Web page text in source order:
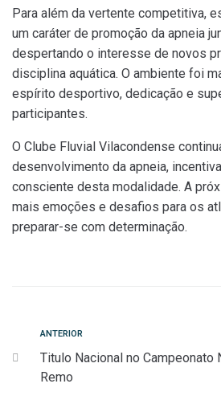
Para além da vertente competitiva,
um caráter de promoção da apneia
despertando o interesse de novos
disciplina aquática. O ambiente foi
espírito desportivo, dedicação e
participantes.
O Clube Fluvial Vilacondense
desenvolvimento da apneia,
consciente desta modalidade. A
mais emoções e desafios para os
preparar-se com determinação.
Navegação
de
Anterior
ANTERIOR
Titulo Nacional no Campeonato
Remo